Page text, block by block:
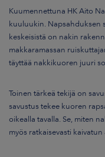
Kuumennettuna HK Aito
kuuluukin. Napsahduksen
keskeisistä on nakin
makkaramassan
täyttää nakkikuoren juuri
Toinen tärkeä tekijä on
savustus tekee kuoren
oikealla tavalla. Se, miten
myös ratkaisevasti kaivatun